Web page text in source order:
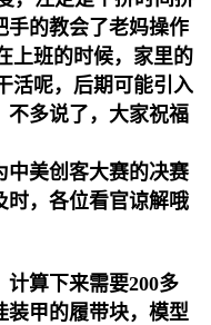
手的教会了老妈操作
上班的时候，家里的
活呢，后期可能引入
不多说了，大家祝福
中美创客大赛的决赛
时，各位看官谅解哦
算下来需要200多
装甲的履带块，模型